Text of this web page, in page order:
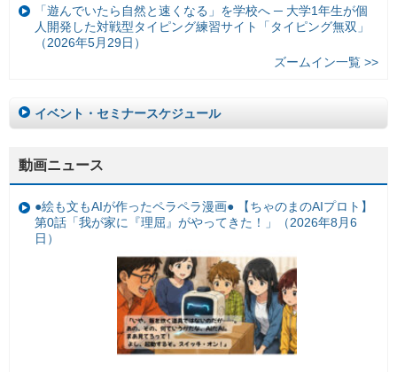
「遊んでいたら自然と速くなる」を学校へ ─ 大学1年生が個
人開発した対戦型タイピング練習サイト「タイピング無双」
（2026年5月29日）
ズームイン一覧 >>
イベント・セミナースケジュール
動画ニュース
●絵も文もAIが作ったペラペラ漫画● 【ちゃのまのAIプロト】
第0話「我が家に『理屈』がやってきた！」（2026年8月6
日）